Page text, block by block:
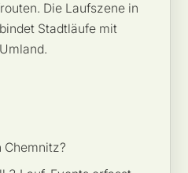
Die Laufszene in
Stadtläufe mit
Chemnitz?